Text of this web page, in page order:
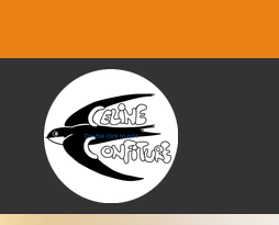
au
contenu
principal